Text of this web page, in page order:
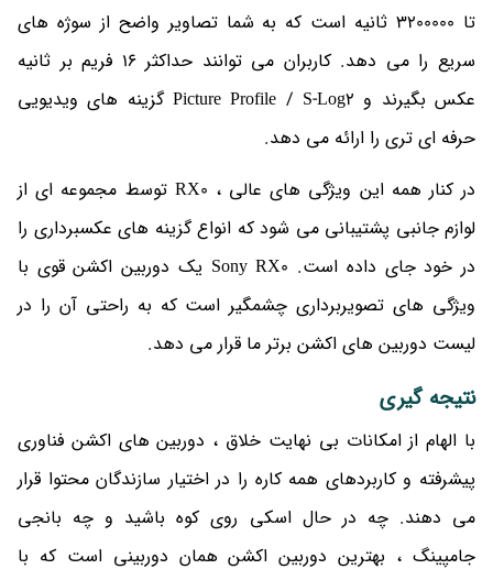
تا 3200000 ثانیه است که به شما تصاویر واضح از سوژه های
سریع را می دهد. کاربران می توانند حداکثر 16 فریم بر ثانیه
عکس بگیرند و Picture Profile / S-Log2 گزینه های ویدیویی
حرفه ای تری را ارائه می دهد.
در کنار همه این ویژگی های عالی ، RX0 توسط مجموعه ای از
لوازم جانبی پشتیبانی می شود که انواع گزینه های عکسبرداری را
در خود جای داده است. Sony RX0 یک دوربین اکشن قوی با
ویژگی های تصویربرداری چشمگیر است که به راحتی آن را در
لیست دوربین های اکشن برتر ما قرار می دهد.
نتیجه گیری
با الهام از امکانات بی نهایت خلاق ، دوربین های اکشن فناوری
پیشرفته و کاربردهای همه کاره را در اختیار سازندگان محتوا قرار
می دهند. چه در حال اسکی روی کوه باشید و چه بانجی
جامپینگ ، بهترین دوربین اکشن همان دوربینی است که با